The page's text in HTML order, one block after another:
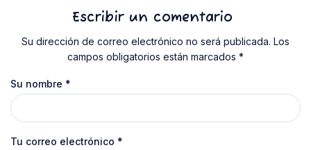
Escribir un comentario
Su dirección de correo electrónico no será publicada. Los
campos obligatorios están marcados *
Su nombre *
Tu correo electrónico *